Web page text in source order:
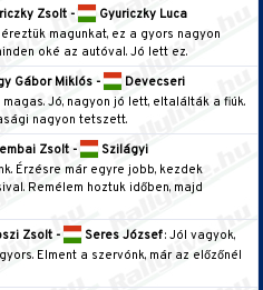
Zsolt -
Gyuriczky Luca
magunkat, ez a gyors nagyon
oké az autóval. Jó lett ez.
Gábor Miklós -
Devecseri
magas. Jó, nagyon jó lett, eltalálták a fiúk.
nagyon tetszett.
Zsolt -
Szilágyi
Érzésre már egyre jobb, kezdek
Remélem hoztuk időben, majd
Zsolt - Seres József: Jól vagyok,
Elment a szervónk, már az előzőnél